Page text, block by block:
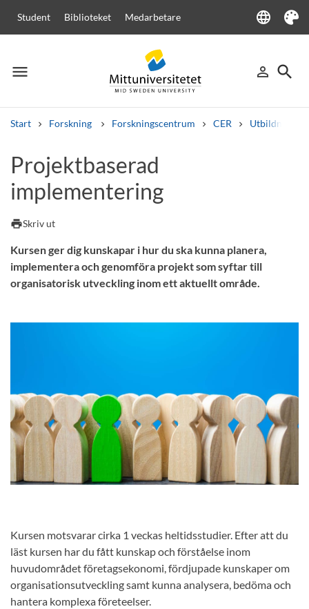
Student Biblioteket Medarbetare language
Language
Tema
menu
Meny person_outline
Logga in
search
Sök
Start Forskning Forskningscentrum CER Utbildningar
Andra söktjänster
Kurser och programKursplaner
Lediga jobb
Projektbaserad
implementering
printSkriv ut
Kursen ger dig kunskapar i hur du ska kunna planera,
implementera och genomföra projekt som syftar till
organisatorisk utveckling inom ett aktuellt område.
Kursen motsvarar cirka 1 veckas heltidsstudier. Efter att du
läst kursen har du fått kunskap och förståelse inom
huvudområdet företagsekonomi, fördjupade kunskaper om
organisationsutveckling samt kunna analysera, bedöma och
hantera komplexa företeelser.